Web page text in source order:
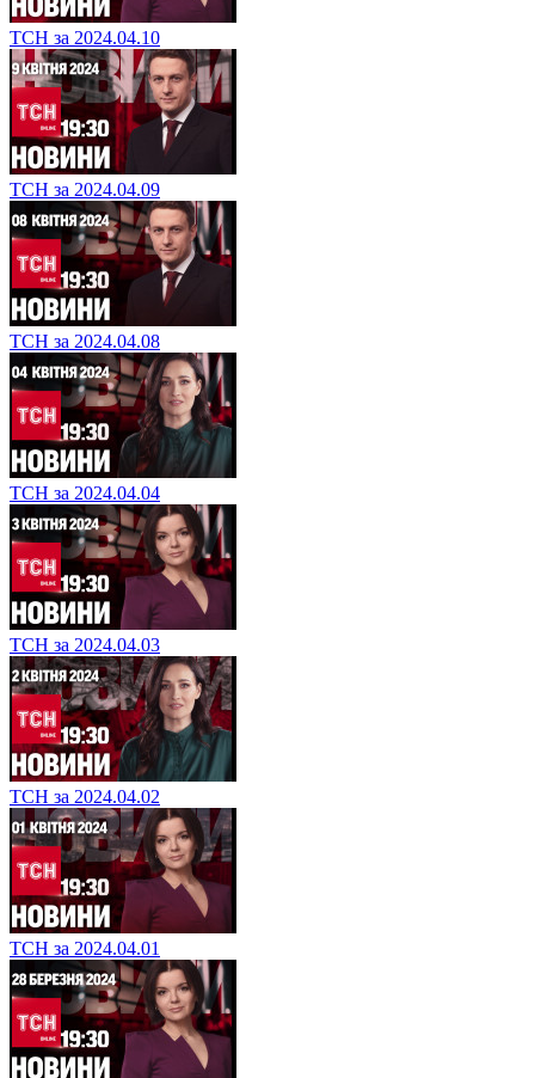
ТСН за 2024.04.10
ТСН за 2024.04.09
ТСН за 2024.04.08
ТСН за 2024.04.04
ТСН за 2024.04.03
ТСН за 2024.04.02
ТСН за 2024.04.01